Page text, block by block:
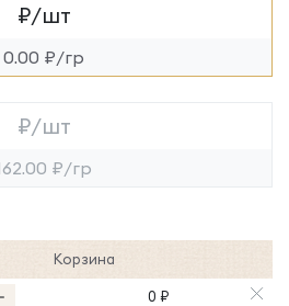
₽/шт
0.00 ₽/гр
₽/шт
₽/гр
Корзина
0 ₽